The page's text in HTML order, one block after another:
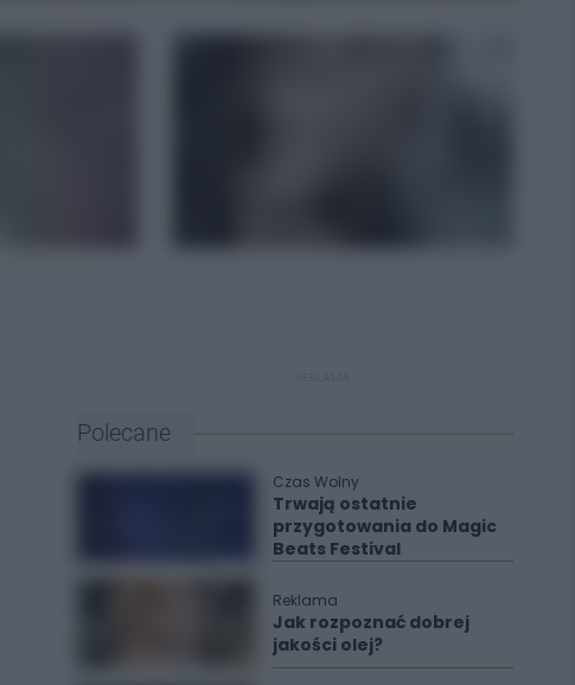
Polecane
Czas Wolny
Trwają ostatnie
przygotowania do Magic
Beats Festival
Reklama
Jak rozpoznać dobrej
jakości olej?